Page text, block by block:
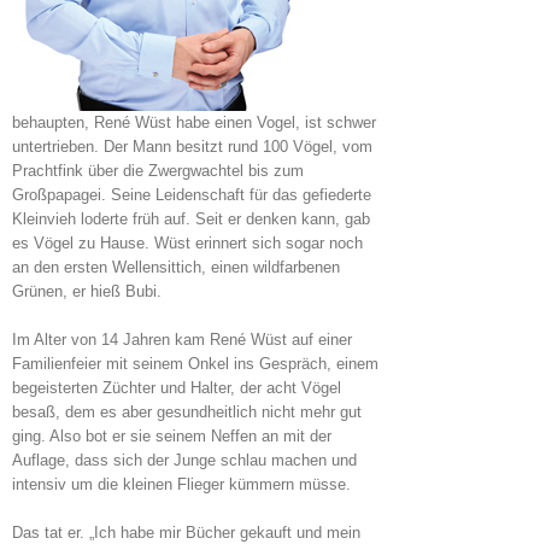
behaupten, René Wüst habe einen Vogel, ist schwer
untertrieben. Der Mann besitzt rund 100 Vögel, vom
Prachtfink über die Zwergwachtel bis zum
Großpapagei. Seine Leidenschaft für das gefiederte
Kleinvieh loderte früh auf. Seit er denken kann, gab
es Vögel zu Hause. Wüst erinnert sich sogar noch
an den ersten Wellensittich, einen wildfarbenen
Grünen, er hieß Bubi.
Im Alter von 14 Jahren kam René Wüst auf einer
Familienfeier mit seinem Onkel ins Gespräch, einem
begeisterten Züchter und Halter, der acht Vögel
besaß, dem es aber gesundheitlich nicht mehr gut
ging. Also bot er sie seinem Neffen an mit der
Auflage, dass sich der Junge schlau machen und
intensiv um die kleinen Flieger kümmern müsse.
Das tat er. „Ich habe mir Bücher gekauft und mein